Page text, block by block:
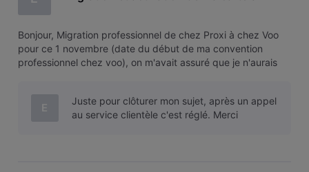
Bonjour, Migration professionnel de chez Proxi à chez Voo
pour ce 1 novembre (date du début de ma convention
professionnel chez voo), on m'avait assuré que je n'aurais
lis qu'il fau
E
Juste pour clôturer mon sujet, après un appel
au service clientèle c'est réglé. Merci